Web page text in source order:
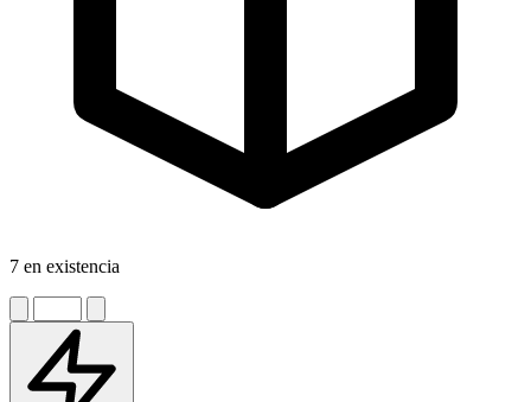
7 en existencia